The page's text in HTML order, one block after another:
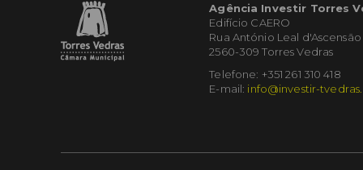
Agência Investir Torres
Edifício CAERO
Rua António Leal d'Ascensão
2560-309 Torres Vedras
Telefone: +351 261 310 418
E-mail: info@investir-